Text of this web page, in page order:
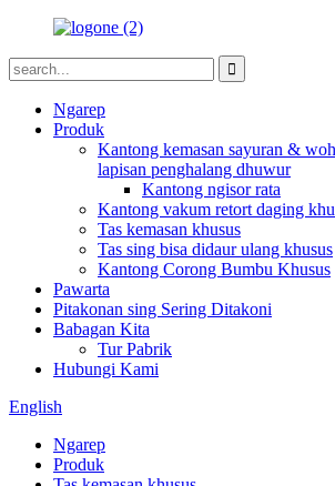
Ngarep
Produk
Kantong kemasan sayuran &
lapisan penghalang dhuwur
Kantong ngisor rata
Kantong vakum retort daging
Tas kemasan khusus
Tas sing bisa didaur ulang khusus
Kantong Corong Bumbu Khusus
Pawarta
Pitakonan sing Sering Ditakoni
Babagan Kita
Tur Pabrik
Hubungi Kami
English
Ngarep
Produk